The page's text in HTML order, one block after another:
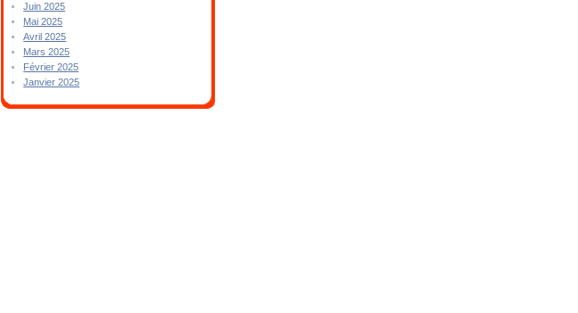
Juin 2025
Mai 2025
Avril 2025
Mars 2025
Février 2025
Janvier 2025